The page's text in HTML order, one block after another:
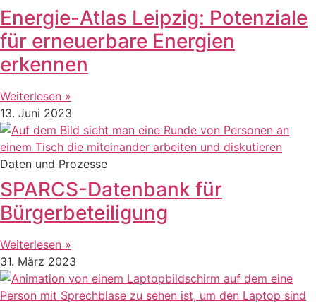
Energie-Atlas Leipzig: Potenziale
für erneuerbare Energien
erkennen
Weiterlesen »
13. Juni 2023
Daten und Prozesse
SPARCS-Datenbank für
Bürgerbeteiligung
Weiterlesen »
31. März 2023